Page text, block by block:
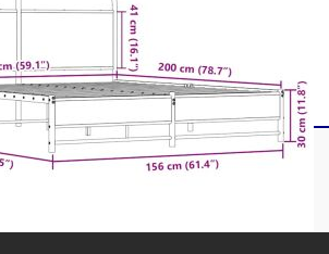
е монтаж